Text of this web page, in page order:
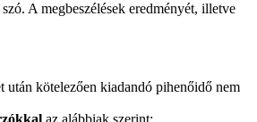
A megbeszélések eredményét, illetve
után kötelezően kiadandó pihenőidő nem